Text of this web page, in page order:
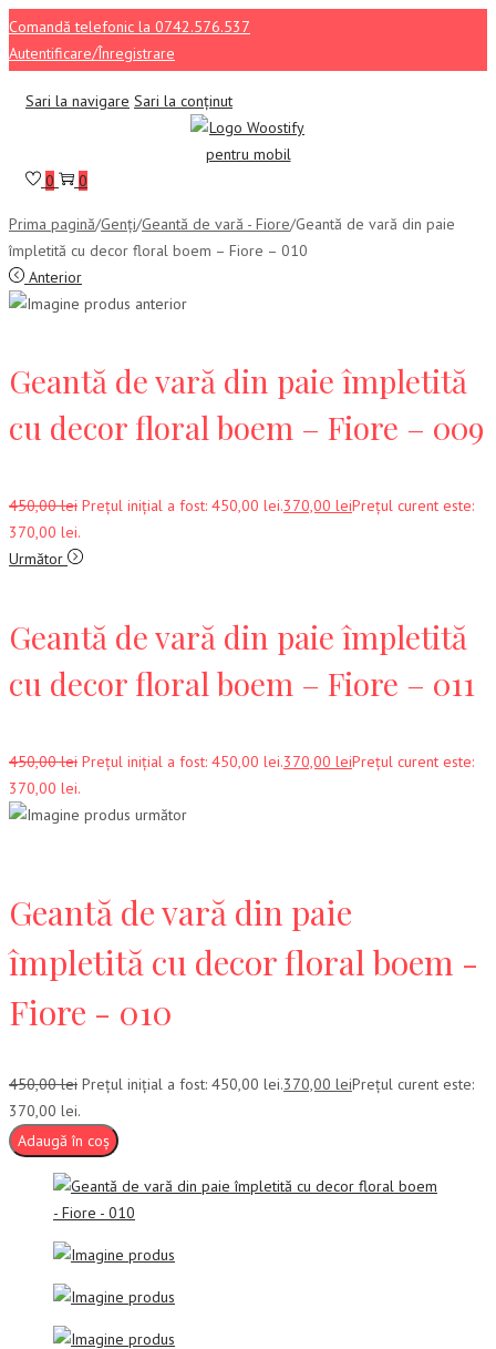
Comandă telefonic la 0742.576.537
Autentificare/Înregistrare
Sari la navigare Sari la conținut
0 0
Prima pagină/Genți/Geantă de vară - Fiore/Geantă de vară din paie
împletită cu decor floral boem – Fiore – 010
Anterior
Geantă de vară din paie împletită
cu decor floral boem – Fiore – 009
450,00lei Prețul inițial a fost: 450,00 lei.370,00 leiPrețul curent este:
370,00 lei.
Următor
Geantă de vară din paie împletită
cu decor floral boem – Fiore – 011
450,00lei Prețul inițial a fost: 450,00 lei.370,00 leiPrețul curent este:
370,00 lei.
Geantă de vară din paie
împletită cu decor floral boem -
Fiore - 010
450,00lei Prețul inițial a fost: 450,00 lei.370,00 leiPrețul curent este:
370,00 lei.
Adaugă în coș